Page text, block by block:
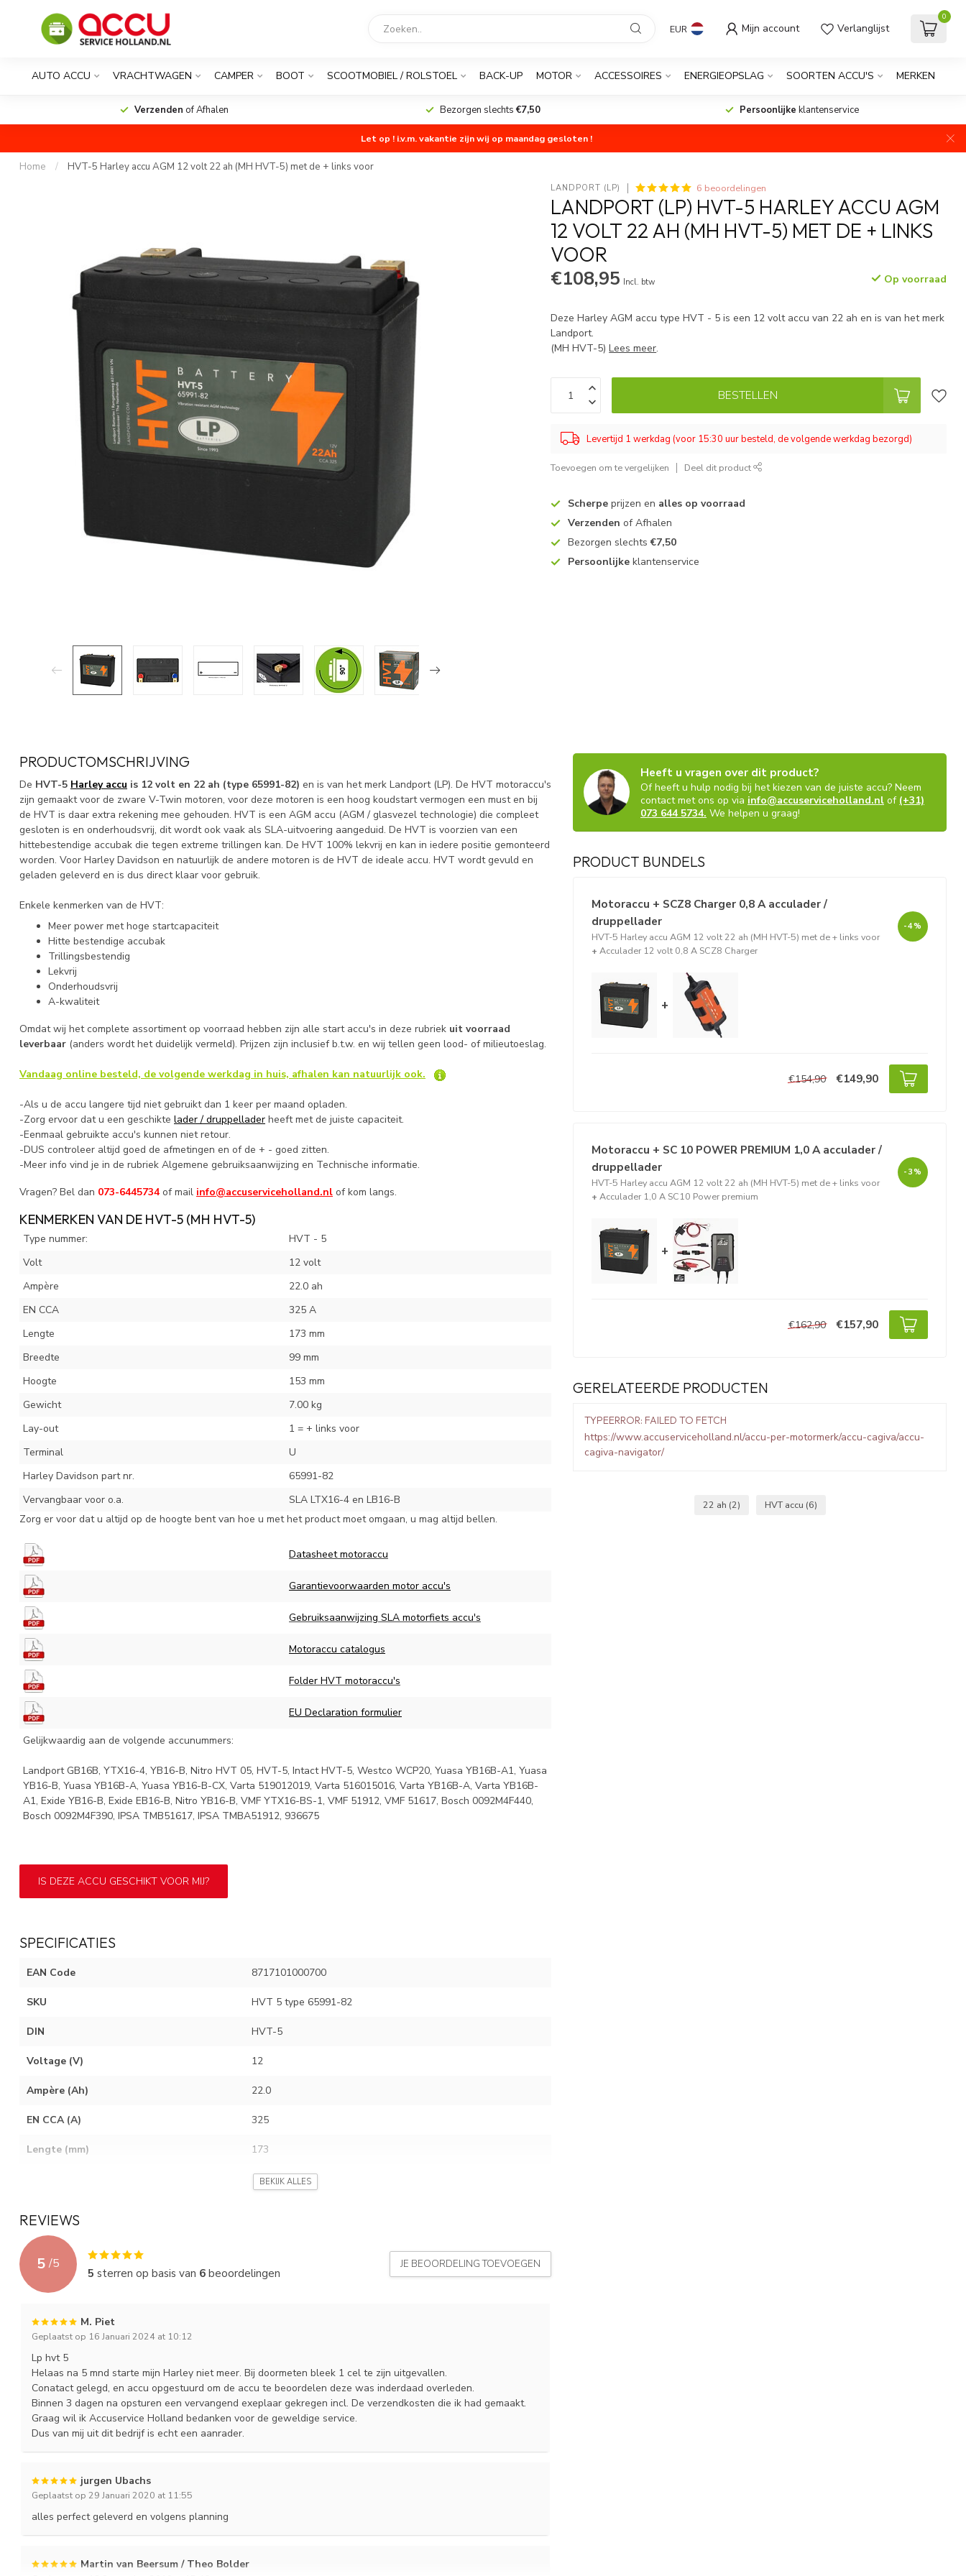
EUR Mijn account Verlanglijst
0
AUTO ACCU VRACHTWAGEN CAMPER BOOT SCOOTMOBIEL / ROLSTOEL BACK-UP MOTOR ACCESSOIRES ENERGIEOPSLAG SOORTEN ACCU'S MERKEN
Verzenden of Afhalen Bezorgen slechts€7,50 Persoonlijke klantenservice
Let op ! i.v.m. vakantie zijn wij op maandag gesloten !
Home / HVT-5 Harley accu AGM 12 volt 22 ah (MH HVT-5) met de + links voor
LANDPORT (LP) 6 beoordelingen
LANDPORT (LP) HVT-5 HARLEY ACCU AGM
12 VOLT 22 AH (MH HVT-5) MET DE + LINKS
VOOR
€108,95 Incl. btw Op voorraad
Deze Harley AGM accu type HVT - 5 is een 12 volt accu van 22 ah en is van het merk
Landport.
(MH HVT-5)Lees meer.
BESTELLEN
Levertijd 1 werkdag (voor 15:30 uur besteld, de volgende werkdag bezorgd)
Toevoegen om te vergelijken Deel dit product
Scherpe prijzen en alles op voorraad
Verzenden of Afhalen
Bezorgen slechts€7,50
Persoonlijke klantenservice
PRODUCTOMSCHRIJVING
De HVT-5 Harley accu is 12 volt en 22 ah (type 65991-82) en is van het merk Landport (LP). De HVT motoraccu's
zijn gemaakt voor de zware V-Twin motoren, voor deze motoren is een hoog koudstart vermogen een must en bij
de HVT is daar extra rekening mee gehouden. HVT is een AGM accu (AGM / glasvezel technologie) die compleet
gesloten is en onderhoudsvrij, dit wordt ook vaak als SLA-uitvoering aangeduid. De HVT is voorzien van een
hittebestendige accubak die tegen extreme trillingen kan. De HVT 100% lekvrij en kan in iedere positie gemonteerd
worden. Voor Harley Davidson en natuurlijk de andere motoren is de HVT de ideale accu. HVT wordt gevuld en
geladen geleverd en is dus direct klaar voor gebruik.
Enkele kenmerken van de HVT:
Meer power met hoge startcapaciteit
Hitte bestendige accubak
Trillingsbestendig
Lekvrij
Onderhoudsvrij
A-kwaliteit
Omdat wij het complete assortiment op voorraad hebben zijn alle start accu's in deze rubriek uit voorraad
leverbaar (anders wordt het duidelijk vermeld). Prijzen zijn inclusief b.t.w. en wij tellen geen lood- of milieutoeslag.
Vandaag online besteld, de volgende werkdag in huis, afhalen kan natuurlijk ook.
-Als u de accu langere tijd niet gebruikt dan 1 keer per maand opladen.
-Zorg ervoor dat u een geschikte lader / druppellader heeft met de juiste capaciteit.
-Eenmaal gebruikte accu's kunnen niet retour.
-DUS controleer altijd goed de afmetingen en of de + - goed zitten.
-Meer info vind je in de rubriek Algemene gebruiksaanwijzing en Technische informatie.
Vragen? Bel dan 073-6445734 of mail info@accuserviceholland.nl of kom langs.
KENMERKEN VAN DE HVT-5 (MH HVT-5)
Type nummer:
HVT - 5
Volt
12 volt
Ampère
22.0 ah
EN CCA
325 A
Lengte
173 mm
Breedte
99 mm
Hoogte
153 mm
Gewicht
7.00 kg
Lay-out
1 = + links voor
Terminal
U
Harley Davidson part nr.
65991-82
Vervangbaar voor o.a.
SLA LTX16-4 en LB16-B
Zorg er voor dat u altijd op de hoogte bent van hoe u met het product moet omgaan, u mag altijd bellen.
Datasheet motoraccu
Garantievoorwaarden motor accu's
Gebruiksaanwijzing SLA motorfiets accu's
Motoraccu catalogus
Folder HVT motoraccu's
EU Declaration formulier
Gelijkwaardig aan de volgende accunummers:
Landport GB16B, YTX16-4, YB16-B, Nitro HVT 05, HVT-5, Intact HVT-5, Westco WCP20, Yuasa YB16B-A1, Yuasa
YB16-B, Yuasa YB16B-A, Yuasa YB16-B-CX, Varta 519012019, Varta 516015016, Varta YB16B-A, Varta YB16B-
A1, Exide YB16-B, Exide EB16-B, Nitro YB16-B, VMF YTX16-BS-1, VMF 51912, VMF 51617, Bosch 0092M4F440,
Bosch 0092M4F390, IPSA TMB51617, IPSA TMBA51912, 936675
IS DEZE ACCU GESCHIKT VOOR MIJ?
SPECIFICATIES
EAN Code 8717101000700
SKU HVT 5 type 65991-82
DIN HVT-5
Voltage (V) 12
Ampère (Ah) 22.0
EN CCA (A) 325
Lengte (mm) 173
99
Gewicht (Kg)
Layout 1 = + links voor
Terminal
Holddown
BEKIJK ALLES
REVIEWS
5 /5
5 sterren op basis van 6beoordelingen
JE BEOORDELING TOEVOEGEN
M. Piet
Geplaatst op 16 Januari 2024 at 10:12
Lp hvt 5
Helaas na 5 mnd starte mijn Harley niet meer. Bij doormeten bleek 1 cel te zijn uitgevallen.
Conatact gelegd, en accu opgestuurd om de accu te beoordelen deze was inderdaad overleden.
Binnen 3 dagen na opsturen een vervangend exeplaar gekregen incl. De verzendkosten die ik had gemaakt.
Graag wil ik Accuservice Holland bedanken voor de geweldige service.
Dus van mij uit dit bedrijf is echt een aanrader.
jurgen Ubachs
Geplaatst op 29 Januari 2020 at 11:55
alles perfect geleverd en volgens planning
Martin van Beersum / Theo Bolder
Heeft u vragen over dit product?
Of heeft u hulp nodig bij het kiezen van de juiste accu? Neem
contact met ons op via info@accuserviceholland.nl of (+31)
073 644 5734. We helpen u graag!
PRODUCT BUNDELS
Motoraccu + SCZ8 Charger 0,8 A acculader /
druppellader
HVT-5 Harley accu AGM 12 volt 22 ah (MH HVT-5) met de + links voor
+ Acculader 12 volt 0,8 A SCZ8 Charger
-4%
+
€154,90 €149,90
Motoraccu + SC 10 POWER PREMIUM 1,0 A acculader /
druppellader
HVT-5 Harley accu AGM 12 volt 22 ah (MH HVT-5) met de + links voor
+ Acculader 1,0 A SC10 Power premium
-3%
+
€162,90 €157,90
GERELATEERDE PRODUCTEN
TYPEERROR: FAILED TO FETCH
https://www.accuserviceholland.nl/accu-per-motormerk/accu-cagiva/accu-
cagiva-navigator/
22 ah (2) HVT accu (6)